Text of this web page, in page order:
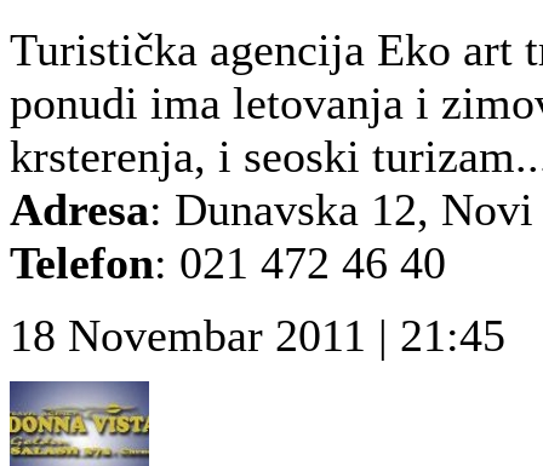
Turistička agencija Eko art
ponudi ima letovanja i
krsterenja, i seoski
Adresa: Dunavska 12, Novi
Telefon: 021 472 46 40
18 Novembar 2011 | 21:45